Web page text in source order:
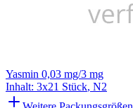
Yasmin 0,03 mg/3 mg
Inhalt: 3x21 Stück, N2